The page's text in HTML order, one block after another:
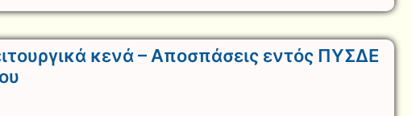
κενά – Αποσπάσεις εντός ΠΥΣΔΕ